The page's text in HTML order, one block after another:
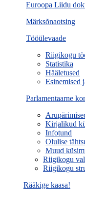
Euroopa Liidu
Märksõnaotsing
Tööülevaade
Riigikogu
Statistika
Hääletused
Esinemised
Parlamentaarne
Kirjalikud
Infotund
Olulise
Muud
Riigikogu
Riigikogu
Rääkige kaasa!